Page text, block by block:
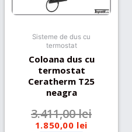
Sisteme de dus cu
termostat
Coloana dus cu
termostat
Ceratherm T25
neagra
3.411,00lei
1.850,00 lei